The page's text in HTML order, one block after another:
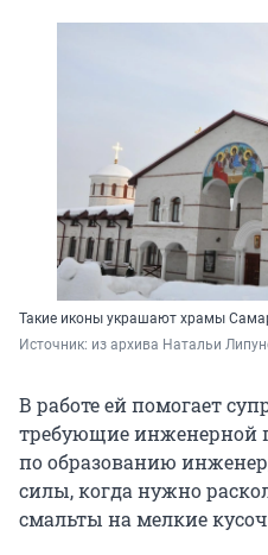
Такие иконы украшают храмы
Источник: из архива Натальи
В работе ей помогает
требующие инженерной
по образованию
силы, когда нужно
смальты на мелкие